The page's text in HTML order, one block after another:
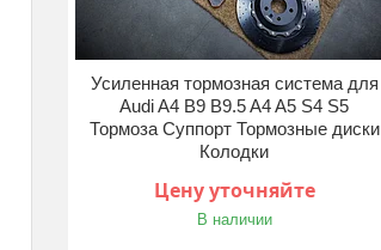
Усиленная тормозная система для
Audi A4 B9 B9.5 A4 A5 S4 S5
Тормоза Суппорт Тормозные диски
Колодки
Цену уточняйте
В наличии